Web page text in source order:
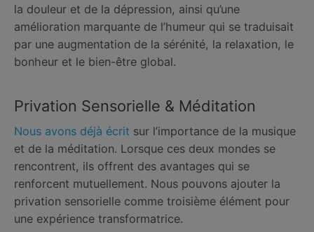
la douleur et de la dépression, ainsi qu’une
amélioration marquante de l’humeur qui se traduisait
par une augmentation de la sérénité, la relaxation, le
bonheur et le bien-être global.
Privation Sensorielle & Méditation
Nous avons déjà écrit sur l’importance de la musique
et de la méditation. Lorsque ces deux mondes se
rencontrent, ils offrent des avantages qui se
renforcent mutuellement. Nous pouvons ajouter la
privation sensorielle comme troisième élément pour
une expérience transformatrice.